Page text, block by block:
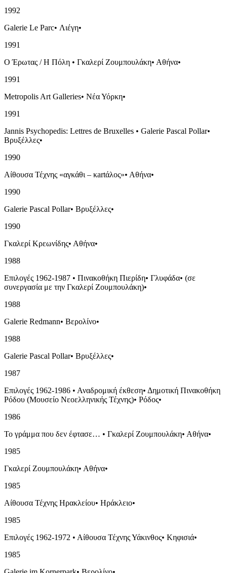
1992
Galerie Le Parc• Λιέγη•
1991
Ο Έρωτας / Η Πόλη • Γκαλερί Ζουμπουλάκη• Αθήνα•
1991
Metropolis Art Galleries• Νέα Υόρκη•
1991
Jannis Psychopedis: Lettres de Bruxelles • Galerie Pascal Pollar•
Βρυξέλλες•
1990
Αίθουσα Τέχνης «αγκάθι – κartάλος»• Αθήνα•
1990
Galerie Pascal Pollar• Βρυξέλλες•
1990
Γκαλερί Κρεωνίδης• Αθήνα•
1988
Επιλογές 1962-1987 • Πινακοθήκη Πιερίδη• Γλυφάδα• (σε
συνεργασία με την Γκαλερί Ζουμπουλάκη)•
1988
Galerie Redmann• Βερολίνο•
1988
Galerie Pascal Pollar• Βρυξέλλες•
1987
Επιλογές 1962-1986 • Αναδρομική έκθεση• Δημοτική Πινακοθήκη
Ρόδου (Μουσείο Νεοελληνικής Τέχνης)• Ρόδος•
1986
Το γράμμα που δεν έφτασε… • Γκαλερί Ζουμπουλάκη• Αθήνα•
1985
Γκαλερί Ζουμπουλάκη• Αθήνα•
1985
Αίθουσα Τέχνης Ηρακλείου• Ηράκλειο•
1985
Επιλογές 1962-1972 • Αίθουσα Τέχνης Υάκινθος• Κηφισιά•
1985